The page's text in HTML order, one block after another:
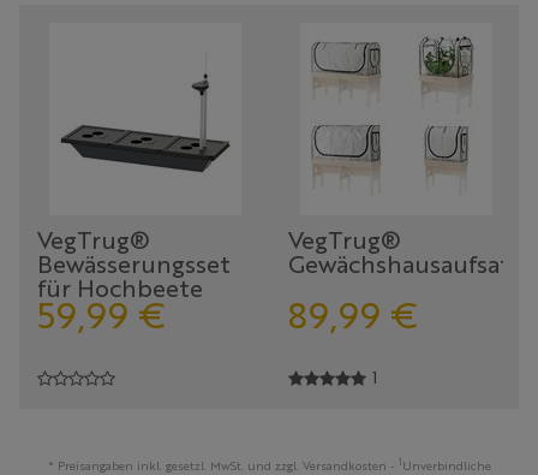
VegTrug®
Bewässerungsset
für Hochbeete
59,99 €
VegTrug®
Gewächshausaufsatz
89,99 €
1
* Preisangaben inkl. gesetzl. MwSt. und zzgl. Versandkosten -
Unverbindliche